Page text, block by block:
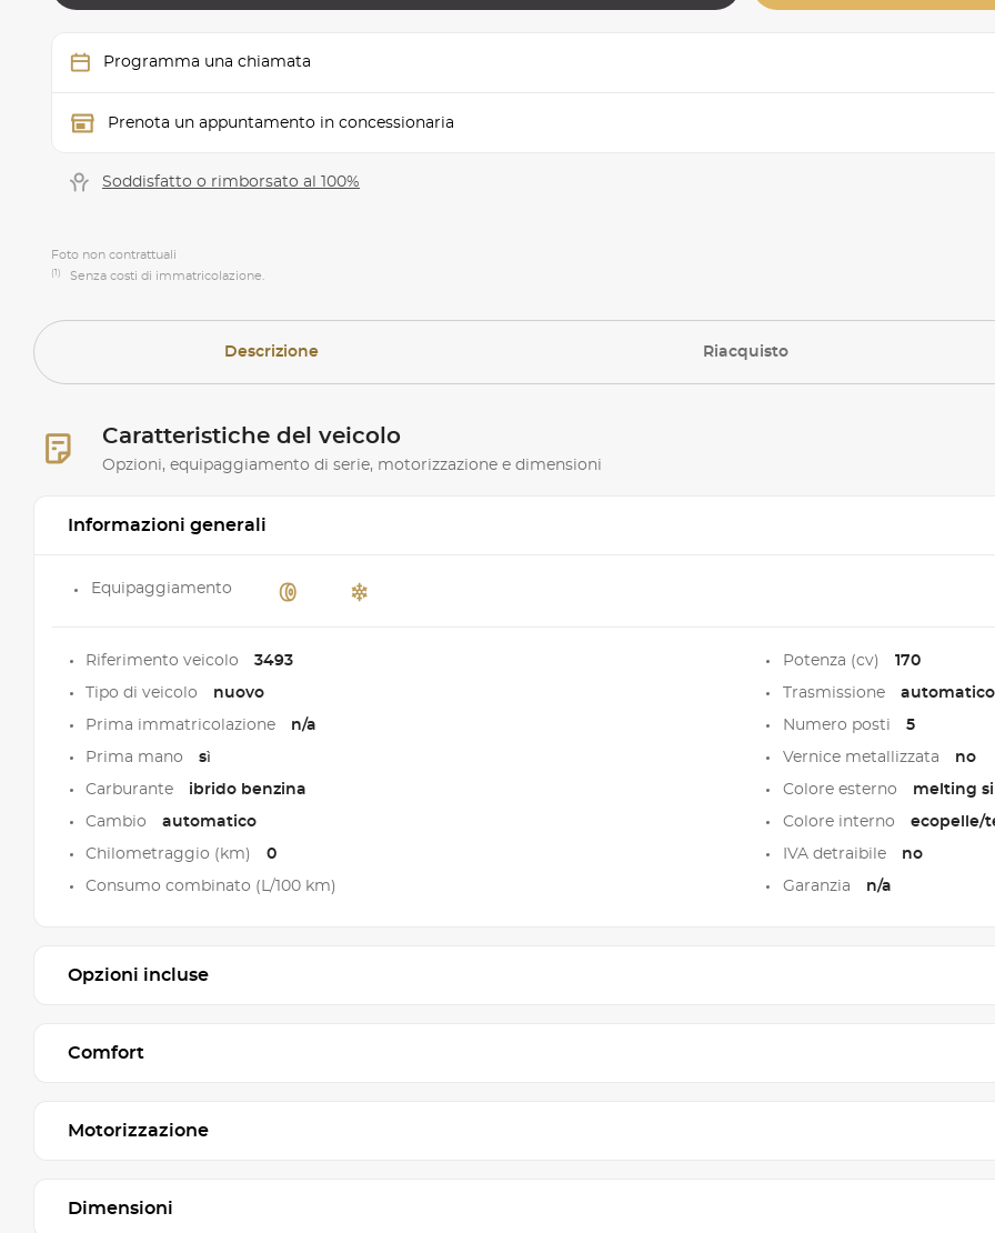
Programma una chiamata
Prenota un appuntamento in concessionaria
Soddisfatto o rimborsato al 100%
Foto non contrattuali
(1) Senza costi di immatricolazione.
Descrizione Riacquisto
Caratteristiche del veicolo
Opzioni, equipaggiamento di serie, motorizzazione e dimensioni
Informazioni generali
Equipaggiamento
Riferimento veicolo 3493
Tipo di veicolo nuovo
Prima immatricolazione n/a
Prima mano sì
Carburante ibrido benzina
Cambio automatico
Chilometraggio (km) 0
Consumo combinato (L/100 km)
Potenza (cv) 170
Trasmissione
Numero posti 5
Vernice metallizzata no
Colore esterno melting
Colore interno ecopelle/
IVA detraibile no
Garanzia n/a
Opzioni incluse
Comfort
Motorizzazione
Dimensioni